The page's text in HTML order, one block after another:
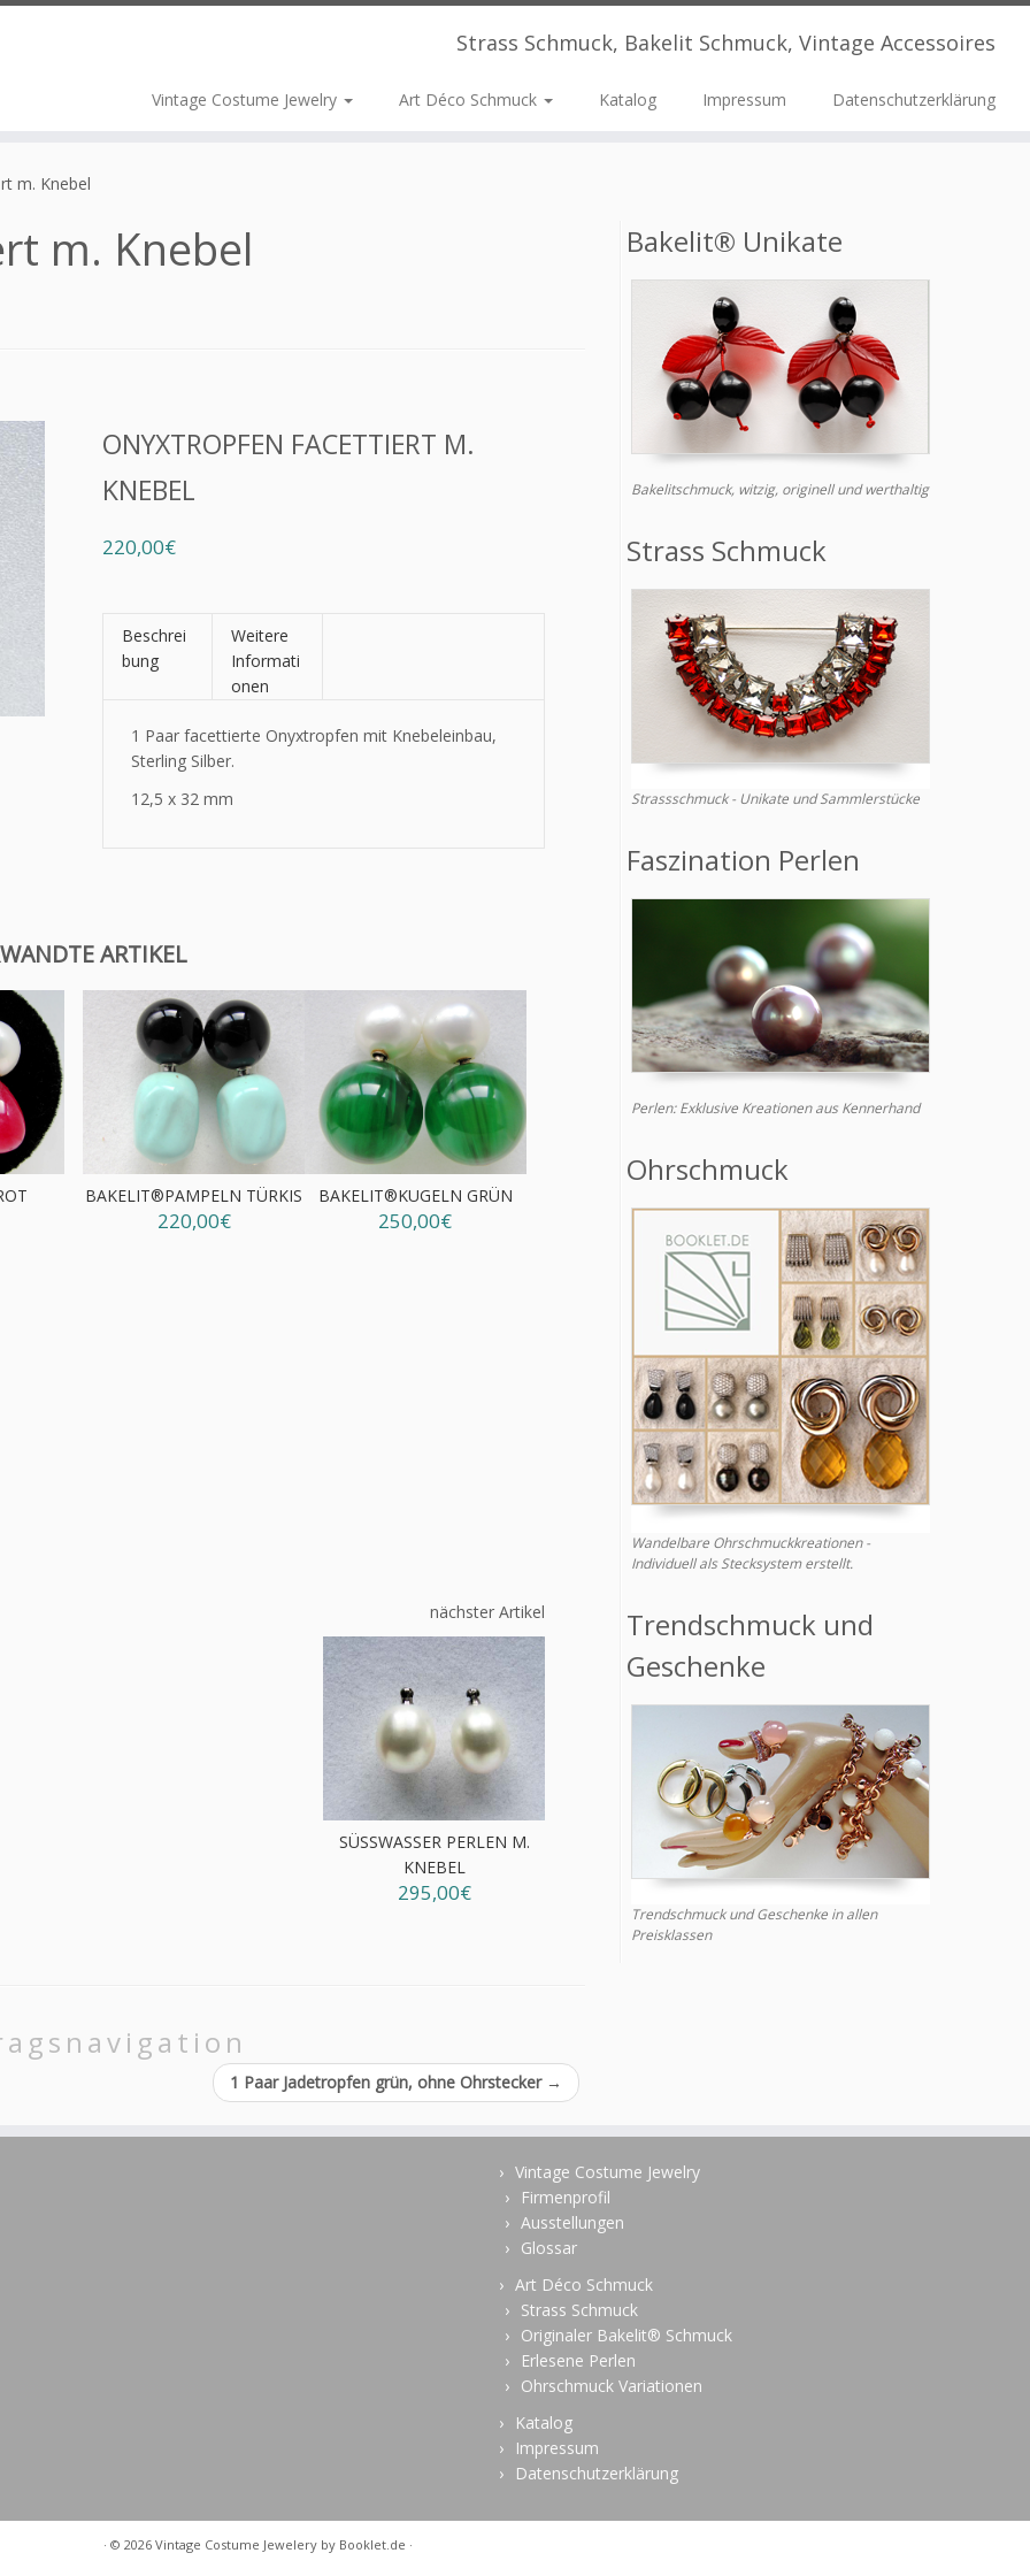
Strass Schmuck, Bakelit Schmuck, Vintage Accessoires
Vintage Costume Jewelry Art Déco Schmuck Katalog Impressum Datenschutzerklärung
m. Knebel
m. Knebel
ONYXTROPFEN FACETTIERT M.
KNEBEL
220,00€
Beschrei
bung
Weitere
Informati
onen
1 Paar facettierte Onyxtropfen mit Knebeleinbau,
Sterling Silber.
12,5 x 32 mm
ARTIKEL
BAKELIT®PAMPELN TÜRKIS
220,00€
BAKELIT®KUGELN GRÜN
250,00€
nächster Artikel
SÜSSWASSER PERLEN M. K
NEBEL
295,00€
1 Paar Jadetropfen grün, ohne Ohrstecker →
Bakelit® Unikate
Bakelitschmuck, witzig, originell und werthaltig
Strass Schmuck
Strassschmuck - Unikate und Sammlerstücke
Faszination Perlen
Perlen: Exklusive Kreationen aus Kennerhand
Ohrschmuck
Wandelbare Ohrschmuckkreationen -
Individuell als Stecksystem erstellt.
Trendschmuck und
Geschenke
Trendschmuck und Geschenke in allen
Preisklassen
Vintage Costume Jewelry
Firmenprofil
Ausstellungen
Glossar
Art Déco Schmuck
Strass Schmuck
Originaler Bakelit® Schmuck
Erlesene Perlen
Ohrschmuck Variationen
Katalog
Impressum
Datenschutzerklärung
· © 2026 Vintage Costume Jeweleryby Booklet.de ·